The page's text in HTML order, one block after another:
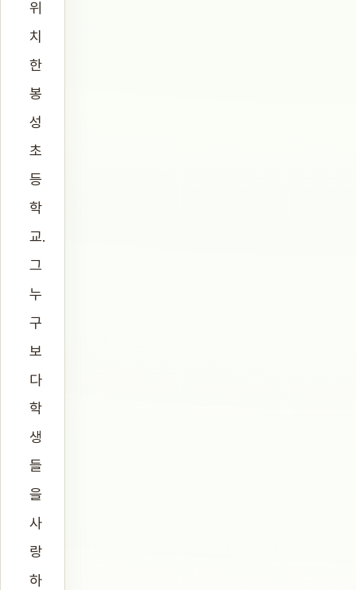
위
치
한
봉
성
초
등
학
교.
그
누
구
보
다
학
생
들
을
사
랑
하